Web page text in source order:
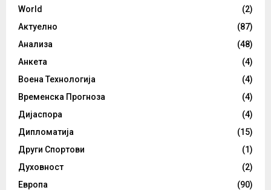
World
(2)
Актуелно
(87)
Анализа
(48)
Анкета
(4)
Воена Технологија
(4)
Временска Прогноза
(4)
Дијаспора
(4)
Дипломатија
(15)
Други Спортови
(1)
Духовност
(2)
Европа
(90)